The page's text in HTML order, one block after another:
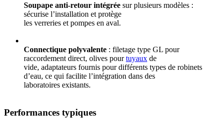
Soupape anti-retour intégrée sur plusieurs modèles :
sécurise l’installation et protège
les verreries et pompes en aval.
Connectique polyvalente : filetage type GL pour
raccordement direct, olives pourtuyaux de
vide, adaptateurs fournis pour différents types de robinets
d’eau, ce qui facilite l’intégration dans des
laboratoires existants.
Performances typiques